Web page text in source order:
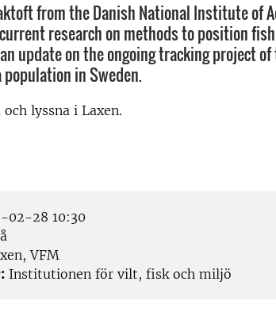
from the Danish National Institute of
research on methods to position
update on the ongoing tracking project
in Sweden.
lyssna i Laxen.
02-28 10:30
VFM
Institutionen för vilt, fisk och miljö